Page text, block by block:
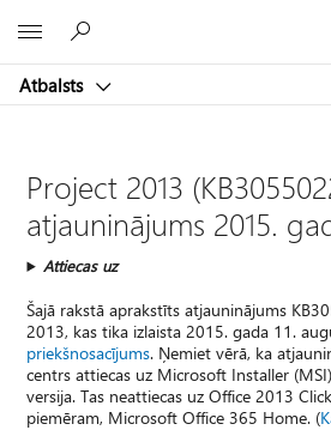
Atbalsts
Project 2013
atjauninājums 2015.
Attiecas uz
Šajā rakstā aprakstīts atjauninājums
2013, kas tika izlaista 2015. gada 11.
priekšnosacījums. Ņemiet vērā, ka
centrs attiecas uz Microsoft Installer
versija. Tas neattiecas uz Office 2013
piemēram, Microsoft Office 365 Home. (